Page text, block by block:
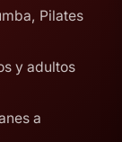
Pilates
y adultos
a